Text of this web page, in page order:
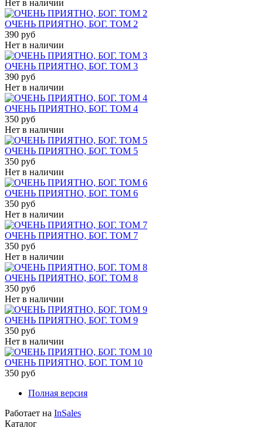
Нет в наличии
ОЧЕНЬ ПРИЯТНО, БОГ. ТОМ 2
390 руб
Нет в наличии
ОЧЕНЬ ПРИЯТНО, БОГ. ТОМ 3
390 руб
Нет в наличии
ОЧЕНЬ ПРИЯТНО, БОГ. ТОМ 4
350 руб
Нет в наличии
ОЧЕНЬ ПРИЯТНО, БОГ. ТОМ 5
350 руб
Нет в наличии
ОЧЕНЬ ПРИЯТНО, БОГ. ТОМ 6
350 руб
Нет в наличии
ОЧЕНЬ ПРИЯТНО, БОГ. ТОМ 7
350 руб
Нет в наличии
ОЧЕНЬ ПРИЯТНО, БОГ. ТОМ 8
350 руб
Нет в наличии
ОЧЕНЬ ПРИЯТНО, БОГ. ТОМ 9
350 руб
Нет в наличии
ОЧЕНЬ ПРИЯТНО, БОГ. ТОМ 10
350 руб
Полная версия
Работает на InSales
Каталог